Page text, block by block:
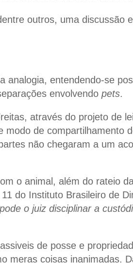
outros, uma discussão
analogia, entendendo-se
envolvendo pets.
, através do projeto de
modo de compartilhamento
não chegaram a um
o animal, além do rateio
do Instituto Brasileiro de
o juiz disciplinar a
de posse e
meras coisas inanimadas.